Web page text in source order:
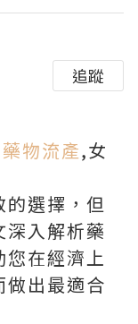
追蹤
藥物流產,女
的選擇，但
入解析藥
在經濟上
做出最適合